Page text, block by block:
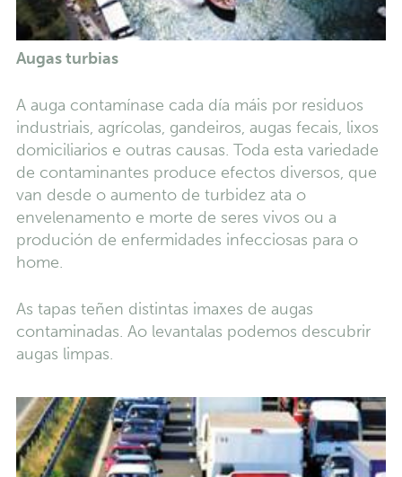
Augas turbias
A auga contamínase cada día máis por residuos
industriais, agrícolas, gandeiros, augas fecais, lixos
domiciliarios e outras causas. Toda esta variedade
de contaminantes produce efectos diversos, que
van desde o aumento de turbidez ata o
envelenamento e morte de seres vivos ou a
produción de enfermidades infecciosas para o
home.
As tapas teñen distintas imaxes de augas
contaminadas. Ao levantalas podemos descubrir
augas limpas.